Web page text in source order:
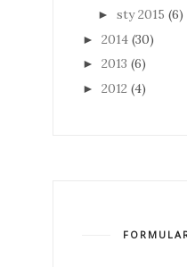
► sty 2015 (6)
► 2014 (30)
► 2013 (6)
► 2012 (4)